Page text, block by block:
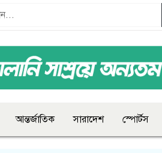
আন্তর্জাতিক সারাদেশ স্পোর্টস